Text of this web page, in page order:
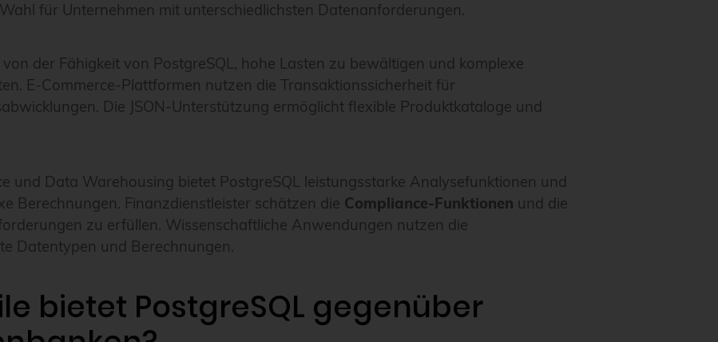
für Unternehmen mit unterschiedlichsten Datenanforderungen.
der Fähigkeit von PostgreSQL, hohe Lasten zu bewältigen und komplexe
E-Commerce-Plattformen nutzen die Transaktionssicherheit für
Die JSON-Unterstützung ermöglicht flexible Produktkataloge und
und Data Warehousing bietet PostgreSQL leistungsstarke Analysefunktionen und
Berechnungen. Finanzdienstleister schätzen die Compliance-Funktionen und die
zu erfüllen. Wissenschaftliche Anwendungen nutzen die
Datentypen und Berechnungen.
bietet PostgreSQL gegenüber